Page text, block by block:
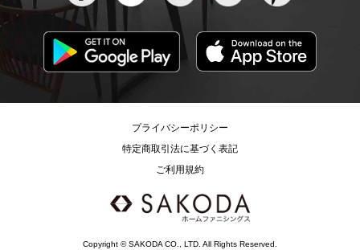
プライバシーポリシー
特定商取引法に基づく表記
ご利用規約
Copyright © SAKODA CO., LTD. All Rights Reserved.